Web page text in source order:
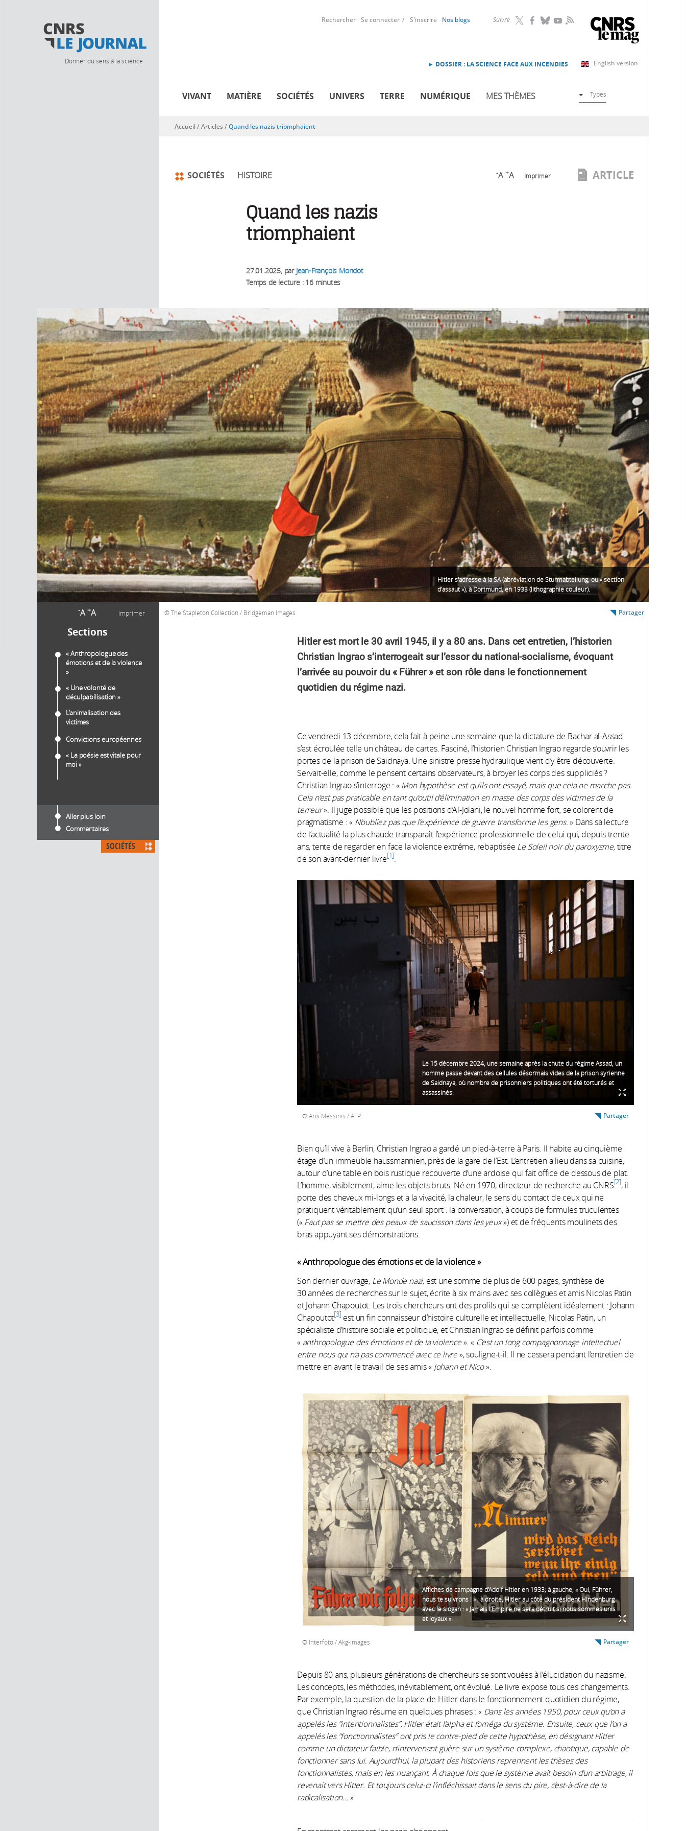
Donner du sens à la science
Suivre RSS
Rechercher Se connecter S'inscrire Nos blogs
English version
► DOSSIER : LA SCIENCE FACE AUX INCENDIES
VIVANT MATIÈRE SOCIÉTÉS UNIVERS TERRE NUMÉRIQUE MES THÈMES Types
-A +A Imprimer
Sections
« Anthropologue des
émotions et de la violence
»
« Une volonté de
déculpabilisation »
L’animalisation des
victimes
Convictions européennes
« La poésie est vitale pour
moi »
Aller plus loin
Commentaires
SOCIÉTÉS
Vous êtes ici
Accueil/Articles/Quand les nazis triomphaient
SOCIÉTÉS HISTOIRE -A +A Imprimer ARTICLE
Quand les nazis
triomphaient
27.01.2025, par Jean-François Mondot
Temps de lecture : 16 minutes
Hitler s'adresse à la SA (abréviation de Sturmabteilung, ou « section
d'assaut »), à Dortmund, en 1933 (lithographie couleur).
The Stapleton Collection / Bridgeman Images Partager
Hitler est mort le 30 avril 1945, il y a 80 ans. Dans cet entretien, l’historien
Christian Ingrao s’interrogeait sur l’essor du national-socialisme, évoquant
l’arrivée au pouvoir du « Führer » et son rôle dans le fonctionnement
quotidien du régime nazi.
Ce vendredi 13 décembre, cela fait à peine une semaine que la dictature de Bachar al-Assad
s’est écroulée telle un château de cartes. Fasciné, l’historien Christian Ingrao regarde s’ouvrir les
portes de la prison de Saidnaya. Une sinistre presse hydraulique vient d’y être découverte.
Servait-elle, comme le pensent certains observateurs, à broyer les corps des suppliciés ?
Christian Ingrao s’interroge : « Mon hypothèse est qu’ils ont essayé, mais que cela ne marche pas.
Cela n’est pas praticable en tant qu’outil d’élimination en masse des corps des victimes de la
terreur». Il juge possible que les positions d’Al-Jolani, le nouvel homme fort, se colorent de
pragmatisme : « N’oubliez pas que l’expérience de guerre transforme les gens. » Dans sa lecture
de l’actualité la plus chaude transparaît l’expérience professionnelle de celui qui, depuis trente
ans, tente de regarder en face la violence extrême, rebaptisée Le Soleil noir du paroxysme, titre
de son avant-dernier livre 1
Le 15 décembre 2024, une semaine après la chute du régime Assad, un
homme passe devant des cellules désormais vides de la prison syrienne
de Saidnaya, où nombre de prisonniers politiques ont été torturés et
assassinés.
Aris Messinis / AFP Partager
Bien qu’il vive à Berlin, Christian Ingrao a gardé un pied-à-terre à Paris. Il habite au cinquième
étage d’un immeuble haussmannien, près de la gare de l’Est. L’entretien a lieu dans sa cuisine,
autour d’une table en bois rustique recouverte d’une ardoise qui fait office de dessous de plat.
L’homme, visiblement, aime les objets bruts. Né en 1970, directeur de recherche au CNRS 2 , il
porte des cheveux mi-longs et a la vivacité, la chaleur, le sens du contact de ceux qui ne
pratiquent véritablement qu’un seul sport : la conversation, à coups de formules truculentes
(« Faut pas se mettre des peaux de saucisson dans les yeux») et de fréquents moulinets des
bras appuyant ses démonstrations.
« Anthropologue des émotions et de la violence »
Son dernier ouvrage, Le Monde nazi, est une somme de plus de 600 pages, synthèse de
30 années de recherches sur le sujet, écrite à six mains avec ses collègues et amis Nicolas Patin
et Johann Chapoutot. Les trois chercheurs ont des profils qui se complètent idéalement : Johann
Chapoutot 3 est un fin connaisseur d’histoire culturelle et intellectuelle, Nicolas Patin, un
spécialiste d’histoire sociale et politique, et Christian Ingrao se définit parfois comme
« anthropologue des émotions et de la violence». « C’est un long compagnonnage intellectuel
entre nous qui n’a pas commencé avec ce livre », souligne-t-il. Il ne cessera pendant l’entretien de
mettre en avant le travail de ses amis « Johann et Nico».
Affiches de campagne d’Adolf Hitler en 1933; à gauche, « Oui, Führer,
nous te suivrons ! » ; à droite, Hitler au côté du président Hindenburg
avec le slogan : « Jamais l’Empire ne sera détruit si nous sommes unis
et loyaux ».
Interfoto / Akg-Images Partager
Depuis 80 ans, plusieurs générations de chercheurs se sont vouées à l’élucidation du nazisme.
Les concepts, les méthodes, inévitablement, ont évolué. Le livre expose tous ces changements.
Par exemple, la question de la place de Hitler dans le fonctionnement quotidien du régime,
que Christian Ingrao résume en quelques phrases : « Dans les années 1950, pour ceux qu’on a
appelés les “intentionnalistes”, Hitler était l’alpha et l’oméga du système. Ensuite, ceux que l’on a
appelés les “fonctionnalistes” ont pris le contre-pied de cette hypothèse, en désignant Hitler
comme un dictateur faible, n’intervenant guère sur un système complexe, chaotique, capable de
fonctionner sans lui. Aujourd’hui, la plupart des historiens reprennent les thèses des
fonctionnalistes, mais en les nuançant. À chaque fois que le système avait besoin d’un arbitrage, il
revenait vers Hitler. Et toujours celui-ci l’infléchissait dans le sens du pire, c’est-à-dire de la
radicalisation… »